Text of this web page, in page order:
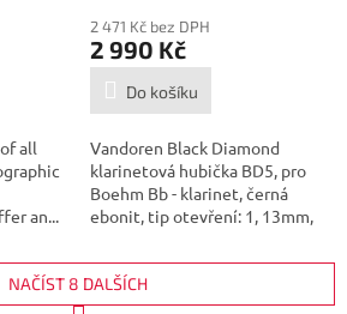
all
an...
2 471 Kč bez DPH
2 990 Kč
Do košíku
Vandoren Black Diamond
klarinetová hubička BD5, pro
Boehm Bb - klarinet, černá
ebonit, tip otevření: 1, 13mm,
NAČÍST 8 DALŠÍCH